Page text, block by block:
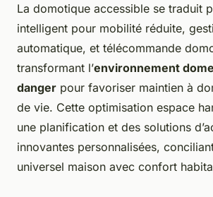
La domotique accessible se traduit
intelligent pour mobilité réduite,
automatique, et télécommande
transformant l’environnement
danger pour favoriser maintien à
de vie. Cette optimisation espace
une planification et des solutions
innovantes personnalisées,
universel maison avec confort